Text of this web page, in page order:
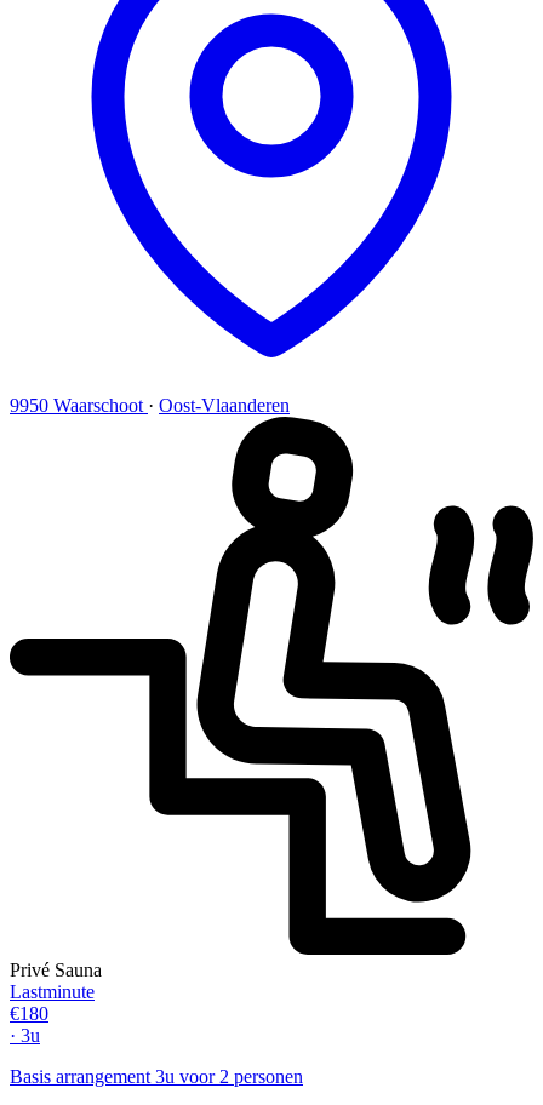
9950 Waarschoot · Oost-Vlaanderen
Privé Sauna
Lastminute
€180
· 3u
Basis arrangement 3u voor 2 personen